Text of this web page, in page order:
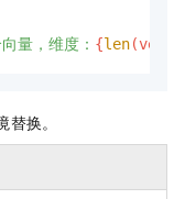
量，维度： {len
换。